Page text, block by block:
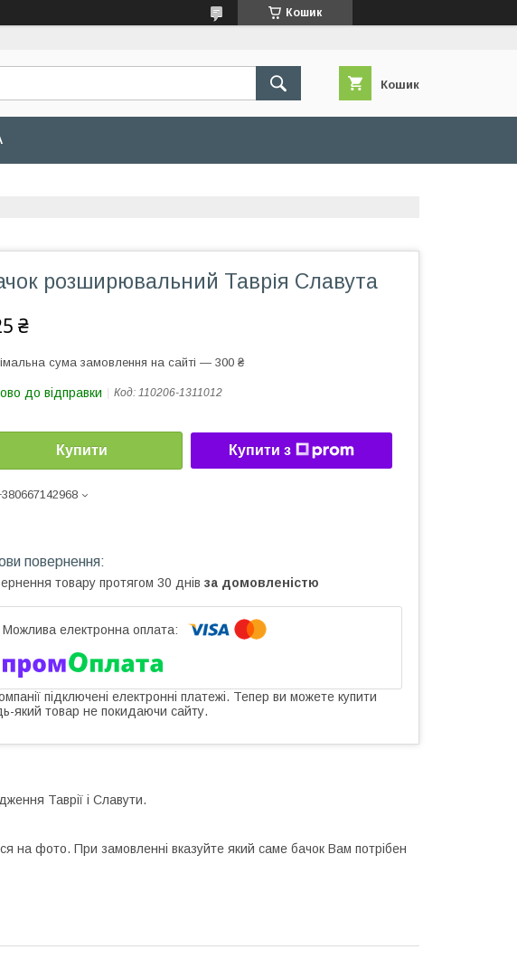
Кошик
Кошик
розширювальний Таврія Славута
₴
сума замовлення на сайті — 300 ₴
до відправки Код: 110206-1311012
Купити Купити з
товару протягом 30 днів за домовленістю
підключені електронні платежі. Тепер ви можете купити
який товар не покидаючи сайту.
Таврії і Славути.
на фото. При замовленні вказуйте який саме бачок Вам потрібен